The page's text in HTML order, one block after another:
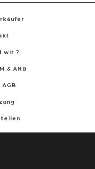
wir ?
& ANB